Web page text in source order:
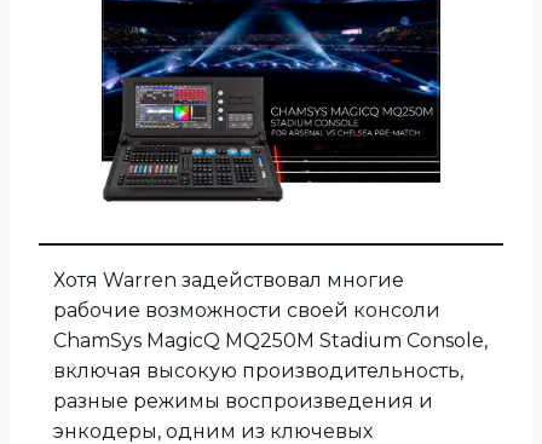
Хотя Warren задействовал многие
рабочие возможности своей консоли
ChamSys MagicQ MQ250M Stadium Console,
включая высокую производительность,
разные режимы воспроизведения и
энкодеры, одним из ключевых